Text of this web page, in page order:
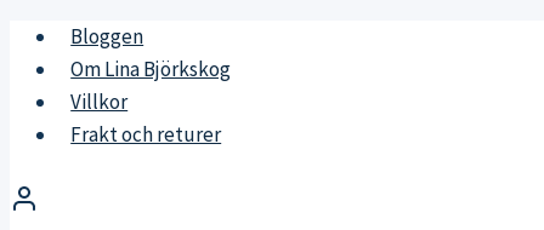
Skip
content
Bloggen
Om Lina Björkskog
Villkor
Frakt och returer